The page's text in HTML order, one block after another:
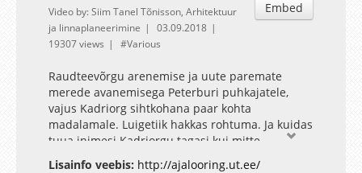
Embed
Video by: Siim Tanel Tõnisson, Arhitektuur
ja linnaplaneerimine
03.09.2018
19307 views
Various
Raudteevõrgu arenemise ja uute paremate
merede avanemisega Peterburi puhkajatele,
vajus Kadriorg sihtkohana paar kohta
madalamale. Luigetiik hakkas rohtuma. Ja kuidas
tuua inimesi Kadriorgu tagasi kui mitte
trammiga?
Lisainfo veebis: http://ajalooring.ut.ee/